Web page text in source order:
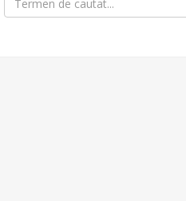
2 Iunie 2026